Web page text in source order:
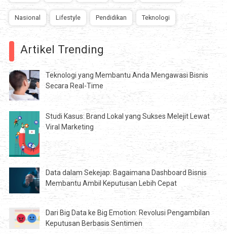
Nasional Lifestyle Pendidikan Teknologi
Artikel Trending
Teknologi yang Membantu Anda Mengawasi Bisnis
Secara Real-Time
Studi Kasus: Brand Lokal yang Sukses Melejit Lewat
Viral Marketing
Data dalam Sekejap: Bagaimana Dashboard Bisnis
Membantu Ambil Keputusan Lebih Cepat
Dari Big Data ke Big Emotion: Revolusi Pengambilan
Keputusan Berbasis Sentimen